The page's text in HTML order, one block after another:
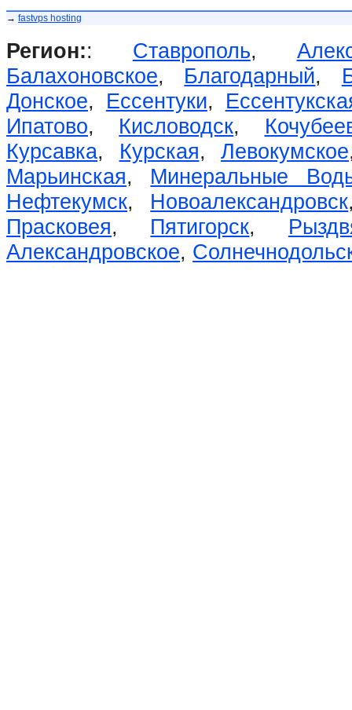
→ fastvps hosting
Регион:: Ставрополь,
Балахоновское, Благодарный,
Донское, Ессентуки,
Ипатово, Кисловодск,
Курсавка, Курская, Левокумское
Марьинская, Минеральные
Нефтекумск, Новоалександровск
Прасковея, Пятигорск,
Александровское,